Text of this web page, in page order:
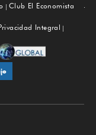
Subir
Club El Economista
Integral